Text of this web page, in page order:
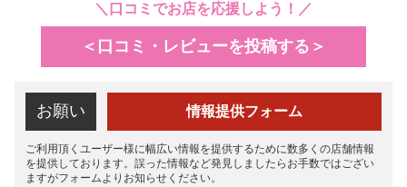
＼口コミでお店を応援しよう！／
＜口コミ・レビューを投稿する＞
お願い
ご利用頂くユーザー様に幅広い情報を提供するために数多くの店舗情報
を提供しております。誤った情報など発見しましたらお手数ではござい
ますがフォームよりお知らせください。
情報提供フォーム